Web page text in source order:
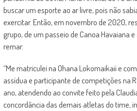
buscar um esporte ao ar livre, pois não
exercitar. Então, em novembro de 2020,
grupo, de um passeio de Canoa Havaiana
remar.
“Me matriculei na Ohana Lokomaikaii e
assídua e participante de competições na
ano, atendendo ao convite feito pela
concordância das demais atletas do time,